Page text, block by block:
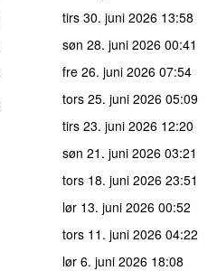
tirs 30. juni 2026 13:58
søn 28. juni 2026 00:41
fre 26. juni 2026 07:54
tors 25. juni 2026 05:09
tirs 23. juni 2026 12:20
søn 21. juni 2026 03:21
tors 18. juni 2026 23:51
lør 13. juni 2026 00:52
tors 11. juni 2026 04:22
lør 6. juni 2026 18:08